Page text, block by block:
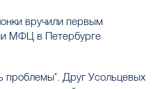
вручили первым
МФЦ в Петербурге
Друг Усольцевых